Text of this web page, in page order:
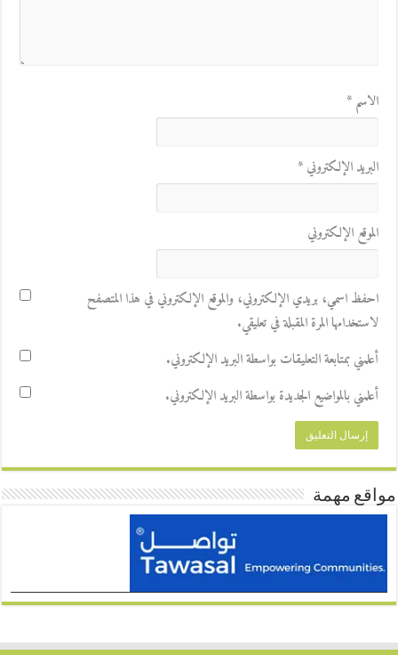
الاسم*
البريد الإلكتروني*
الموقع الإلكتروني
احفظ اسمي، بريدي الإلكتروني، والموقع الإلكتروني في هذا المتصفح
لاستخدامها المرة المقبلة في تعليقي.
أعلمني بمتابعة التعليقات بواسطة البريد الإلكتروني.
أعلمني بالمواضيع الجديدة بواسطة البريد الإلكتروني.
مواقع مهمة